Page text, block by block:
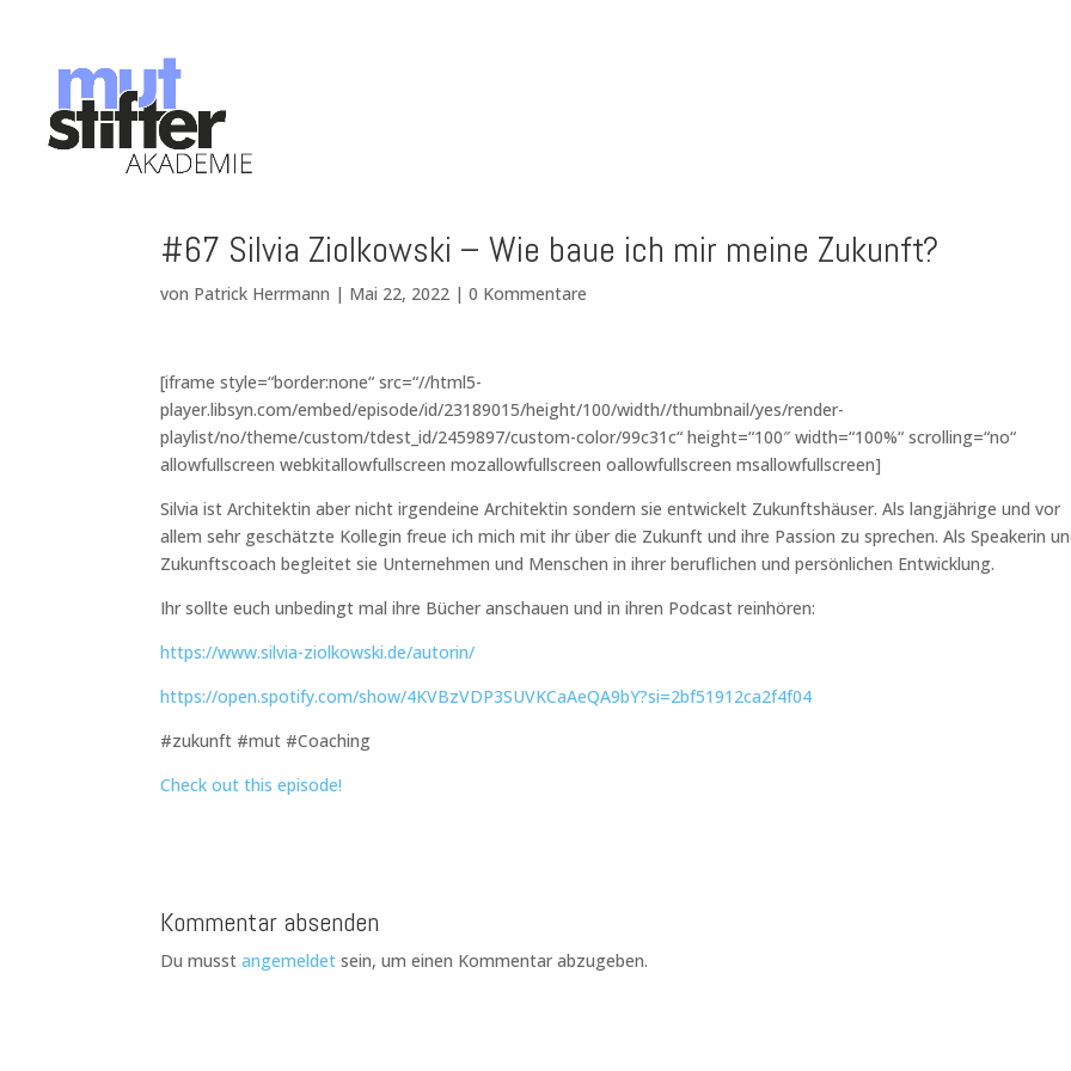
#67 Silvia Ziolkowski – Wie baue ich mir meine Zukunft?
von Patrick Herrmann | Mai 22, 2022 |0 Kommentare
[iframe style=“border:none“ src=“//html5-
player.libsyn.com/embed/episode/id/23189015/height/100/width//thumbnail/yes/render-
playlist/no/theme/custom/tdest_id/2459897/custom-color/99c31c“ height=“100″ width=“100%“ scrolling=“no“
allowfullscreen webkitallowfullscreen mozallowfullscreen oallowfullscreen msallowfullscreen]
Silvia ist Architektin aber nicht irgendeine Architektin sondern sie entwickelt Zukunftshäuser. Als langjährige und vor
allem sehr geschätzte Kollegin freue ich mich mit ihr über die Zukunft und ihre Passion zu sprechen. Als Speakerin
Zukunftscoach begleitet sie Unternehmen und Menschen in ihrer beruflichen und persönlichen Entwicklung.
Ihr sollte euch unbedingt mal ihre Bücher anschauen und in ihren Podcast reinhören:
https://www.silvia-ziolkowski.de/autorin/
https://open.spotify.com/show/4KVBzVDP3SUVKCaAeQA9bY?si=2bf51912ca2f4f04
#zukunft #mut #Coaching
Check out this episode!
Kommentar absenden
Du musstangemeldet sein, um einen Kommentar abzugeben.